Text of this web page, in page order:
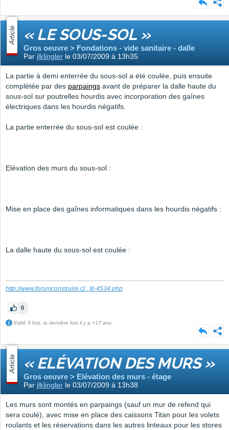
Article « LE SOUS-SOL »
Gros oeuvre > Fondations - vide sanitaire - dalle
Par jlklingler le 03/07/2009 à 13h35
La partie à demi enterrée du sous-sol a été coulée, puis ensuite
complétée par des parpaings avant de préparer la dalle haute du
sous-sol sur poutrelles hourdis avec incorporation des gaînes
électriques dans les hourdis négatifs.
La partie enterrée du sous-sol est coulée :
Elévation des murs du sous-sol :
Mise en place des gaînes informatiques dans les hourdis négatifs :
La dalle haute du sous-sol est coulée :
http://www.forumconstruire.c[...]it-4534.php
0
Edité 3 fois, la dernière fois il y a +17 ans.
Article « ELÉVATION DES MURS »
Gros oeuvre > Elévation des murs - étage
Par jlklingler le 03/07/2009 à 13h38
Les murs sont montés en parpaings (sauf un mur de refend qui
sera coulé), avec mise en place des caissons Titan pour les volets
roulants et les réservations dans les autres linteaux pour les stores